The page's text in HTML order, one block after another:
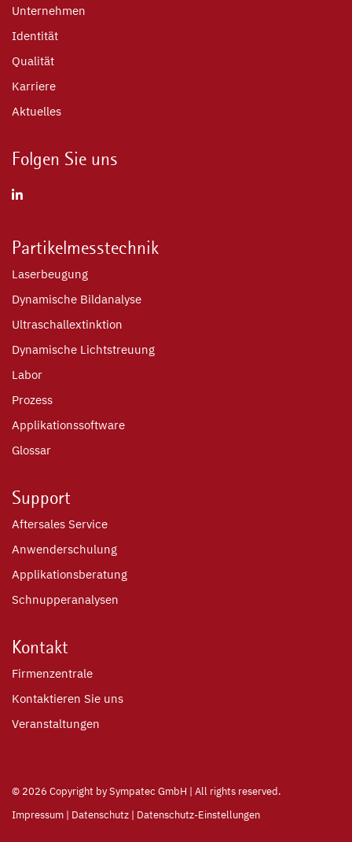
Unternehmen
Identität
Qualität
Karriere
Aktuelles
Folgen Sie uns
Partikelmesstechnik
Laserbeugung
Dynamische Bildanalyse
Ultraschallextinktion
Dynamische Lichtstreuung
Labor
Prozess
Applikationssoftware
Glossar
Support
Aftersales Service
Anwenderschulung
Applikationsberatung
Schnupperanalysen
Kontakt
Firmenzentrale
Kontaktieren Sie uns
Veranstaltungen
© 2026 Copyright by Sympatec GmbH | All rights reserved.
Impressum | Datenschutz | Datenschutz-Einstellungen